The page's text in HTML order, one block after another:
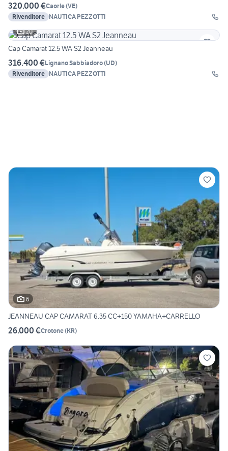
320.000 €Caorle(VE)
Rivenditore NAUTICA PEZZOTTI
20
Cap Camarat 12.5 WA S2 Jeanneau
316.400 €Lignano Sabbiadoro(UD)
Rivenditore NAUTICA PEZZOTTI
6
JEANNEAU CAP CAMARAT 6.35 CC+150 YAMAHA+CARRELLO
26.000 €Crotone(KR)